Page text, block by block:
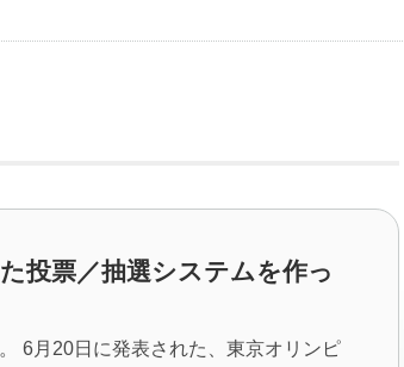
投票／抽選システムを作っ
6月20日に発表された、東京オリンピ